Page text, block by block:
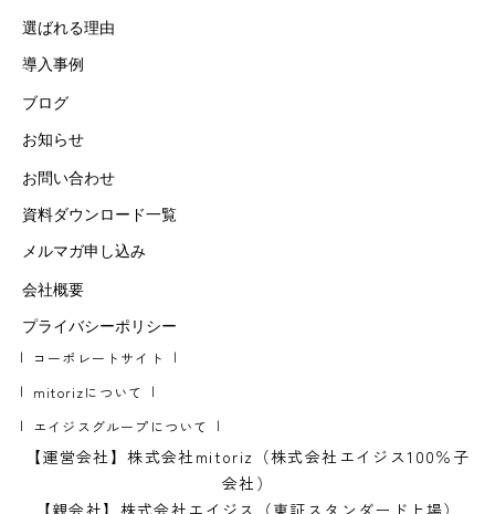
選ばれる理由
導入事例
ブログ
お知らせ
お問い合わせ
資料ダウンロード一覧
メルマガ申し込み
会社概要
プライバシーポリシー
コーポレートサイト
mitorizについて
エイジスグループについて
【運営会社】株式会社mitoriz（株式会社エイジス100％子
会社）
【親会社】株式会社エイジス（東証スタンダード上場）